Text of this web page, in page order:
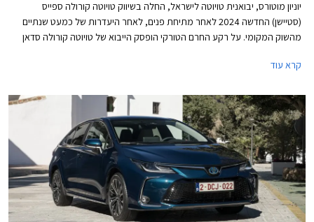
יוניון מוטורס, יבואנית טויוטה לישראל, החלה בשיווק טויוטה קורולה ספייס
(סטיישן) החדשה 2024 לאחר מתיחת פנים, לאחר היעדרות של כמעט שנתיים
מהשוק המקומי. על רקע החרם הטורקי הופסק הייבוא של טויוטה קורולה סדאן
ההצלחה, אלא אם הכוונה לשווק את הדגם בעיקר לציי רכב עם הנחה
משמעותית ממחיר המחירון.
קרא עוד